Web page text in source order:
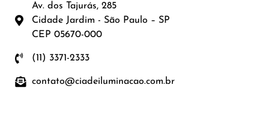
Av. dos Tajurás, 285
Cidade Jardim - São Paulo – SP
CEP 05670-000
(11) 3371-2333
contato@ciadeiluminacao.com.br